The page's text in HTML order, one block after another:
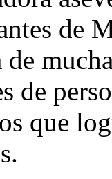
de
de
que